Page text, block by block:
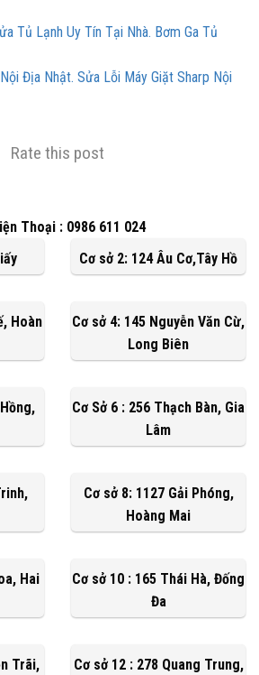
Tủ Lạnh Uy Tín Tại Nhà. Bơm Ga Tủ
Địa Nhật. Sửa Lỗi Máy Giặt Sharp Nội
Rate this post
Thoại : 0986 611 024
Cơ sở 2: 124 Âu Cơ,Tây Hồ
Hoàn
Cơ sở 4: 145 Nguyễn Văn Cừ,
Long Biên
Cơ Sở 6 : 256 Thạch Bàn, Gia
Lâm
Cơ sở 8: 1127 Gải Phóng,
Hoàng Mai
Hai
Cơ sở 10 : 165 Thái Hà, Đống
Đa
Trãi,
Cơ sở 12 : 278 Quang Trung,